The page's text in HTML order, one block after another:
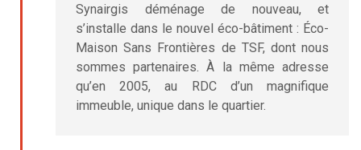
Synairgis déménage de nouveau, et
s’installe dans le nouvel éco-bâtiment : Éco-
Maison Sans Frontières de TSF, dont nous
sommes partenaires. À la même adresse
qu’en 2005, au RDC d’un magnifique
immeuble, unique dans le quartier.